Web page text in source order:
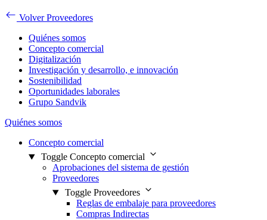
Volver Proveedores
Quiénes somos
Concepto comercial
Digitalización
Investigación y desarrollo, e innovación
Sostenibilidad
Oportunidades laborales
Grupo Sandvik
Quiénes somos
Concepto comercial
Toggle Concepto comercial
Aprobaciones del sistema de gestión
Proveedores
Toggle Proveedores
Reglas de embalaje para proveedores
Compras Indirectas